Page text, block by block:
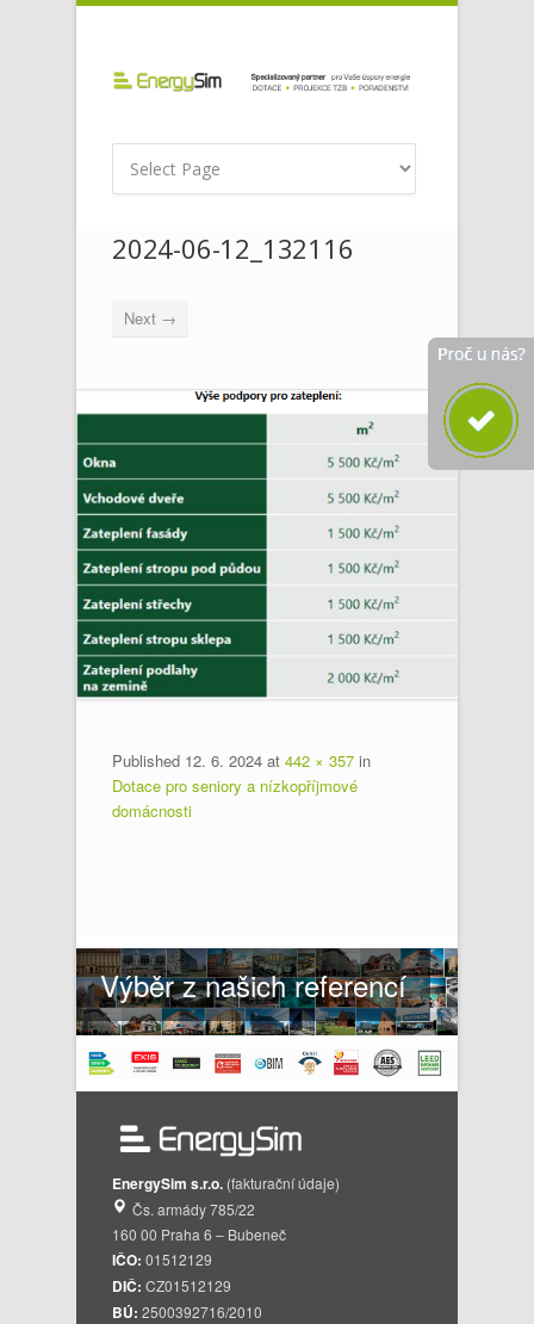
2024-06-12_132116
Next →
Published 12. 6. 2024 at 442 × 357 in
Dotace pro seniory a nízkopříjmové
domácnosti
Výběr z našich referencí
EnergySim s.r.o. (fakturační údaje)
Čs. armády 785/22
160 00 Praha 6 – Bubeneč
IČO: 01512129
DIČ: CZ01512129
BÚ: 2500392716/2010